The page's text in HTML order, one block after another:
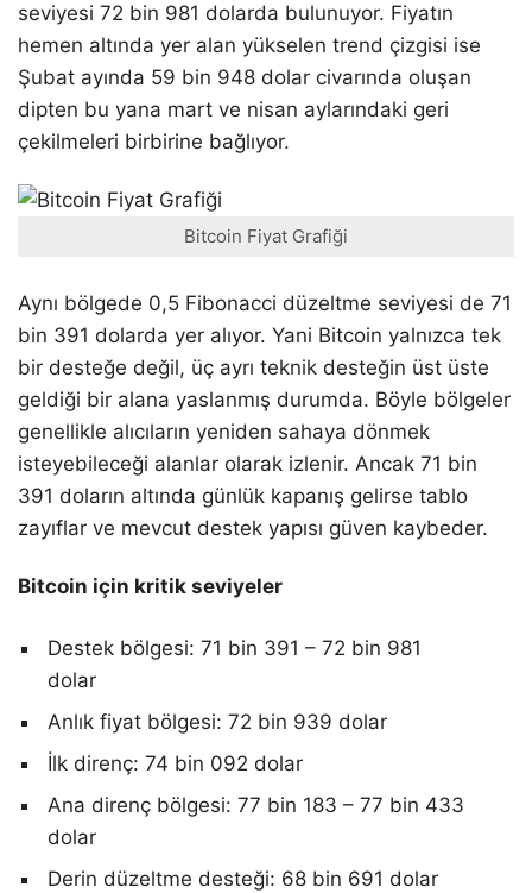
seviyesi 72 bin 981 dolarda bulunuyor. Fiyatın
hemen altında yer alan yükselen trend çizgisi ise
Şubat ayında 59 bin 948 dolar civarında oluşan
dipten bu yana mart ve nisan aylarındaki geri
çekilmeleri birbirine bağlıyor.
Bitcoin Fiyat Grafiği
Aynı bölgede 0,5 Fibonacci düzeltme seviyesi de 71
bin 391 dolarda yer alıyor. Yani Bitcoin yalnızca tek
bir desteğe değil, üç ayrı teknik desteğin üst üste
geldiği bir alana yaslanmış durumda. Böyle bölgeler
genellikle alıcıların yeniden sahaya dönmek
isteyebileceği alanlar olarak izlenir. Ancak 71 bin
391 doların altında günlük kapanış gelirse tablo
zayıflar ve mevcut destek yapısı güven kaybeder.
Bitcoin için kritik seviyeler
Destek bölgesi: 71 bin 391 – 72 bin 981
dolar
Anlık fiyat bölgesi: 72 bin 939 dolar
İlk direnç: 74 bin 092 dolar
Ana direnç bölgesi: 77 bin 183 – 77 bin 433
dolar
Derin düzeltme desteği: 68 bin 691 dolar